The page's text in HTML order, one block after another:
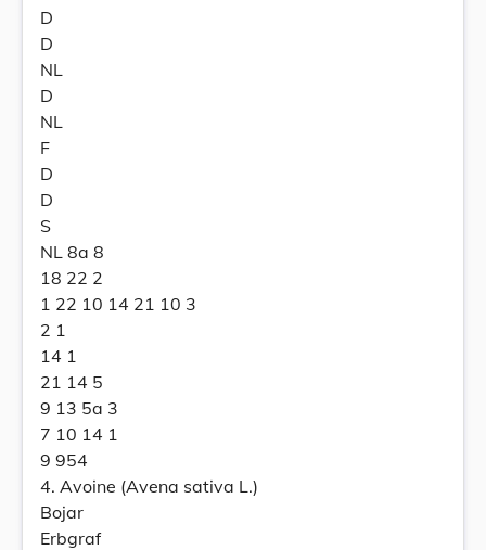
D
D
NL
D
NL
F
D
D
S
NL 8a 8
18 22 2
1 22 10 14 21 10 3
2 1
14 1
21 14 5
9 13 5a 3
7 10 14 1
9 954
4. Avoine (Avena sativa L.)
Bojar
Erbgraf